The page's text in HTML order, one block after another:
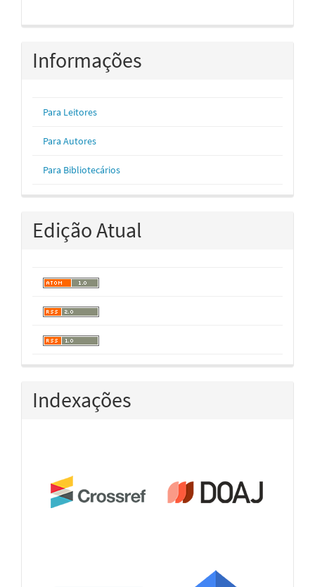
Informações
Para Leitores
Para Autores
Para Bibliotecários
Edição Atual
Indexações